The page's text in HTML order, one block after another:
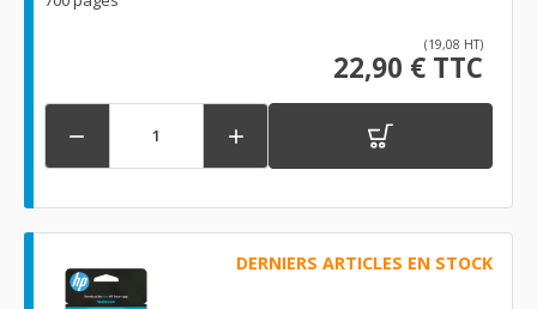
(19,08 HT)
22,90 € TTC
 
DERNIERS ARTICLES EN STOCK